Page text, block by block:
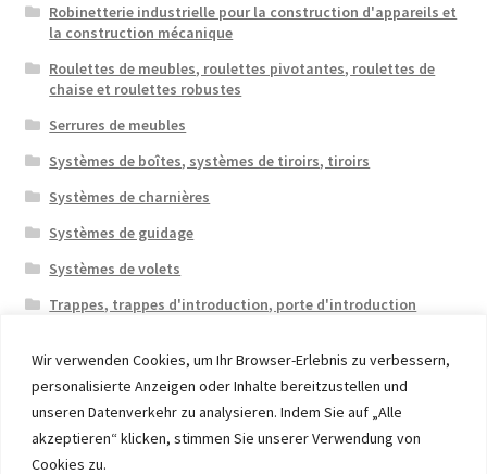
Wir verwenden Cookies, um Ihr Browser-Erlebnis zu verbessern,
personalisierte Anzeigen oder Inhalte bereitzustellen und
unseren Datenverkehr zu analysieren. Indem Sie auf „Alle
akzeptieren“ klicken, stimmen Sie unserer Verwendung von
Cookies zu.
Robinetterie industrielle pour la construction d'appareils et
la construction mécanique
Roulettes de meubles, roulettes pivotantes, roulettes de
chaise et roulettes robustes
Serrures de meubles
Systèmes de boîtes, systèmes de tiroirs, tiroirs
Systèmes de charnières
Systèmes de guidage
Systèmes de volets
Trappes, trappes d'introduction, porte d'introduction
© 2026 Eruon Trade UG, Germany, member of the ERUON